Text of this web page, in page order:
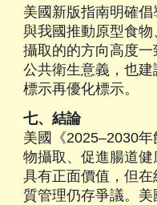
美國新版指南明確倡
與我國推動原型食
攝取的的方向高度
公共衛生意義，也
標示再優化標示。
七、結論
美國《2025–2030
物攝取、促進腸道
具有正面價值，但
質管理仍存爭議。